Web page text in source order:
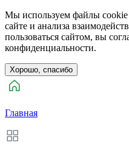
Мы используем файлы cookie
сайте и анализа
пользоваться сайтом, вы
конфиденциальности.
Хорошо, спасибо
Главная